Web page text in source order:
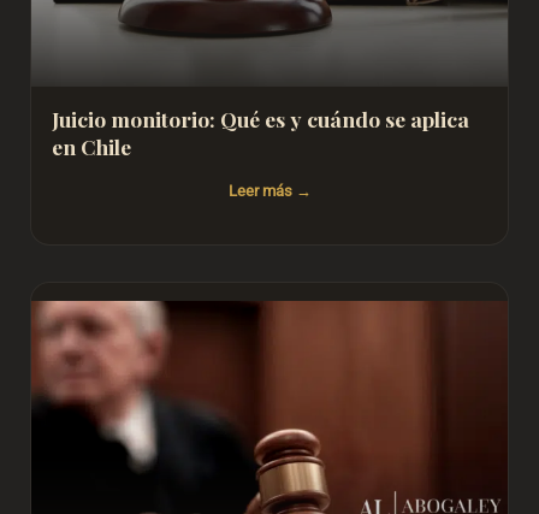
Juicio monitorio: Qué es y cuándo se aplica
en Chile
Leer más